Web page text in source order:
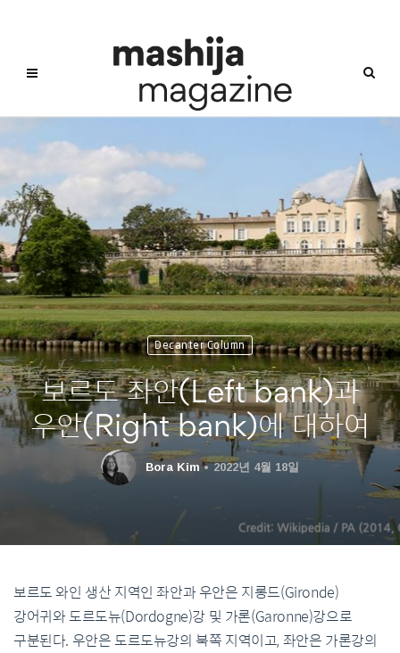
Decanter Column
보르도 좌안(Left bank)과
우안(Right bank)에 대하여
Bora Kim 2022년 4월 18일
보르도 와인 생산 지역인 좌안과 우안은 지롱드(Gironde)
강어귀와 도르도뉴(Dordogne)강 및 가론(Garonne)강으로
구분된다. 우안은 도르도뉴강의 북쪽 지역이고, 좌안은 가론강의